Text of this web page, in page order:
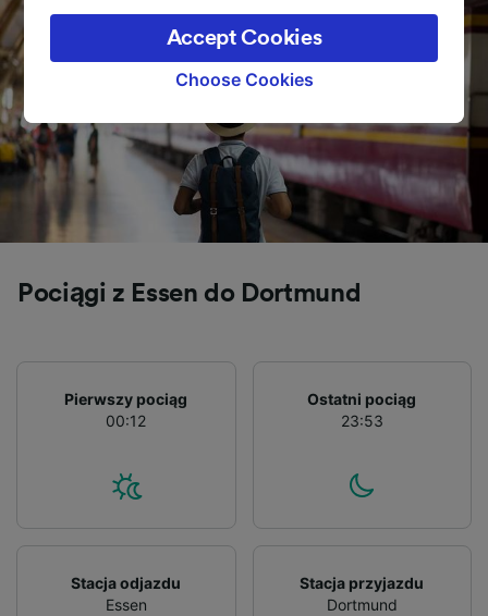
Pociągi z Essen do Dortmund
Pierwszy pociąg
00:12
Ostatni pociąg
23:53
Stacja odjazdu
Essen
Stacja przyjazdu
Dortmund
the privacy policy page. These choices will be
signaled to our partners and will not affect
browsing data. Your data will not be used for
track you.
We and our partners process data to provide:
Use precise geolocation data. Actively scan
device characteristics for identification. Store
and/or access information on a device.
advertising and content measurement,
audience research and services development.
Choose Cookies
Accept Cookies